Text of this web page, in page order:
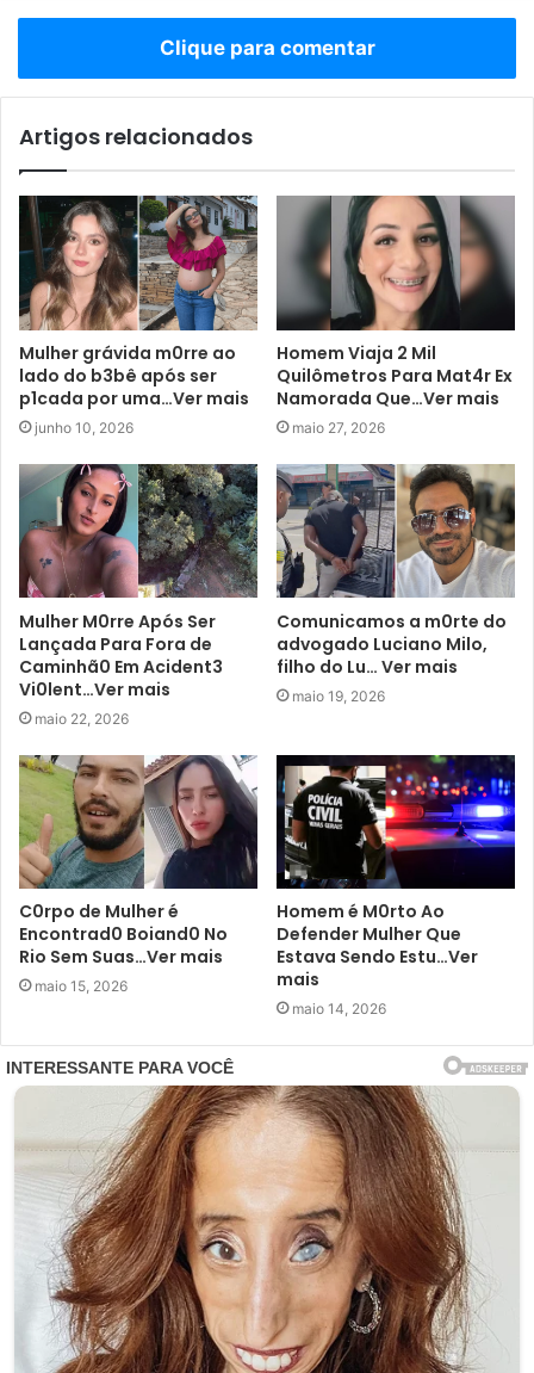
Clique para comentar
Artigos relacionados
Mulher grávida m0rre ao
lado do b3bê após ser
p1cada por uma…Ver mais
junho 10, 2026
Homem Viaja 2 Mil
Quilômetros Para Mat4r Ex
Namorada Que…Ver mais
maio 27, 2026
Mulher M0rre Após Ser
Lançada Para Fora de
Caminhã0 Em Acident3
Vi0lent…Ver mais
maio 22, 2026
Comunicamos a m0rte do
advogado Luciano Milo,
filho do Lu… Ver mais
maio 19, 2026
C0rpo de Mulher é
Encontrad0 Boiand0 No
Rio Sem Suas…Ver mais
maio 15, 2026
Homem é M0rto Ao
Defender Mulher Que
Estava Sendo Estu…Ver
mais
maio 14, 2026